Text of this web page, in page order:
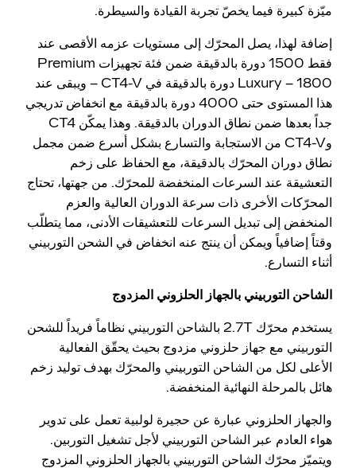
ميّزة كبيرة فيما يخصّ تجربة القيادة والسيطرة.
إضافة لهذا، يصل المحرّك إلى مستويات عزمه الأقصى عند
فقط 1500 دورة بالدقيقة ضمن فئة تجهيزات Premium
Luxury – 1800 دورة بالدقيقة في CT4-V – ويبقى عند
هذا المستوى حتى 4000 دورة بالدقيقة مع انخفاض تدريجي
جداً بعدها ضمن نطاق الدوران بالدقيقة. وهذا يمكّن CT4
وCT4-V من الاستجابة والتسارع بشكل أسرع ضمن مجمل
نطاق دوران المحرّك بالدقيقة، مع الحفاظ على زخم
التعشيقة عند السرعات المنخفضة للمحرّك. من جهتها، تحتاج
المحرّكات الأخرى ذات سرعة الدوران العالية والعزم
المنخفض إلى تبديل السرعات للتعشيقات الأدنى، مما يتطلّب
وقتاً إضافياً ويمكن أن ينتج عنه انخفاض في الشحن التوربيني
أثناء التسارع.
الشاحن التوربيني بالجهاز الحلزوني المزدوج
يستخدم محرّك 2.7T بالشاحن التوربيني نظاماً فريداً للشحن
التوربيني مع جهاز حلزوني مزدوج بحيث يحقّق الفعالية
الأعلى لكل من الشاحن التوربيني والمحرّك بهدف توليد زخم
هائل بالمرحلة النهائية المنخفضة.
والجهاز الحلزوني عبارة عن حجيرة لولبية تعمل على تدوير
هواء العادم عبر الشاحن التوربيني لأجل تشغيل التوربين.
ويتميّز محرّك الشاحن التوربيني بالجهاز الحلزوني المزدوج